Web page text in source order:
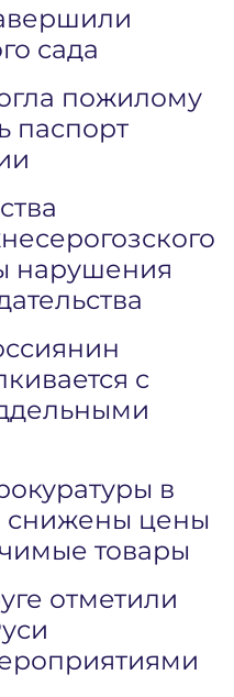
сада
пожилому
паспорт
нарушения
с
в
снижены цены
товары
отметили